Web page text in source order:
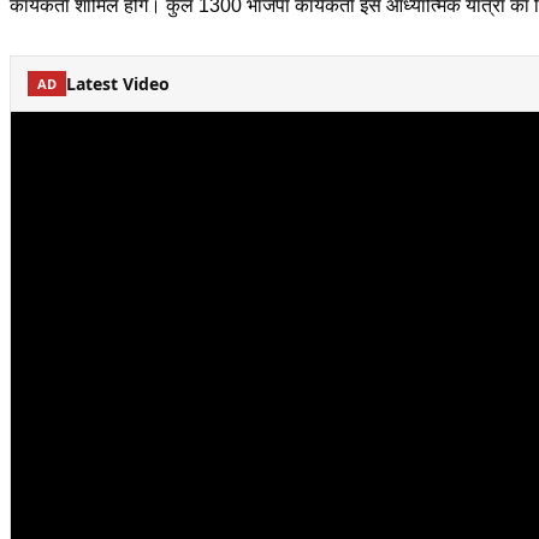
कार्यकर्ता शामिल होंगे। कुल 1300 भाजपा कार्यकर्ता इस आध्यात्मिक यात्रा का
AD Latest Video